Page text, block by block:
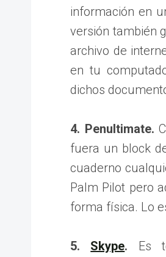
información en
versión también
archivo de
en tu
dichos
4. Penultimate.
fuera un block
cuaderno
Palm Pilot pero
forma física. Lo
5. Skype. Es